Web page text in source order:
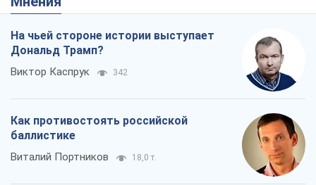
На чьей стороне истории выступает
Дональд Трамп?
Виктор Каспрук 342
Как противостоять российской
баллистике
Виталий Портников 18,0 т.